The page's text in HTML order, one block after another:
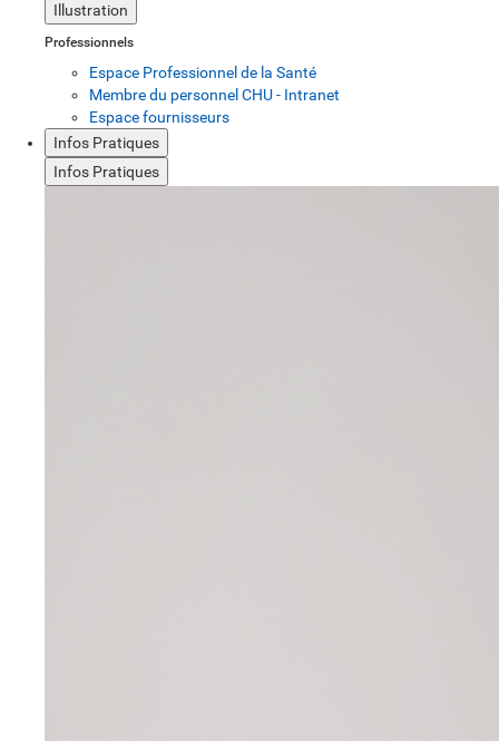
Illustration
Professionnels
Espace Professionnel de la Santé
Membre du personnel CHU - Intranet
Espace fournisseurs
Infos Pratiques
Infos Pratiques